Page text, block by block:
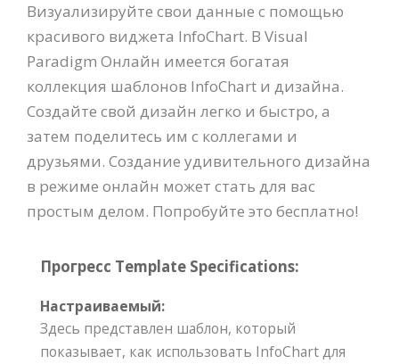
Визуализируйте свои данные с помощью
красивого виджета InfoChart. В Visual
Paradigm Онлайн имеется богатая
коллекция шаблонов InfoChart и дизайна.
Создайте свой дизайн легко и быстро, а
затем поделитесь им с коллегами и
друзьями. Создание удивительного дизайна
в режиме онлайн может стать для вас
простым делом. Попробуйте это бесплатно!
Прогресс Template Specifications:
Настраиваемый:
Здесь представлен шаблон, который
показывает, как использовать InfoChart для